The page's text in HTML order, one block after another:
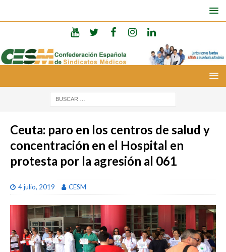
Ceuta: paro en los centros de salud y
concentración en el Hospital en
protesta por la agresión al 061
4 julio, 2019 CESM